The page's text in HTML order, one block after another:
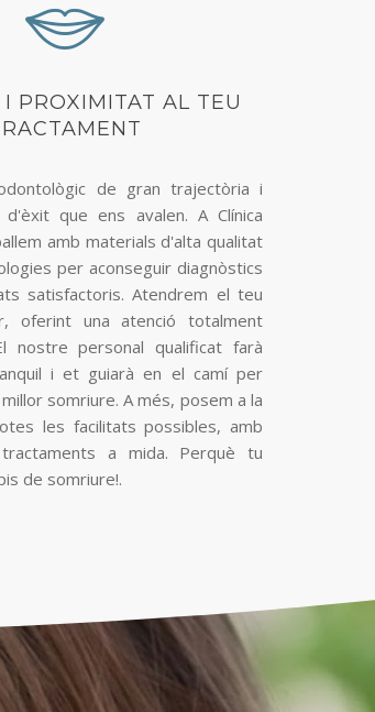
PROXIMITAT AL TEU
de gran trajectòria i
que ens avalen. A Clínica
amb materials d'alta qualitat
per aconseguir diagnòstics
satisfactoris. Atendrem el teu
oferint una atenció totalment
nostre personal qualificat farà
i et guiarà en el camí per
somriure. A més, posem a la
les facilitats possibles, amb
a mida. Perquè tu
de somriure!.